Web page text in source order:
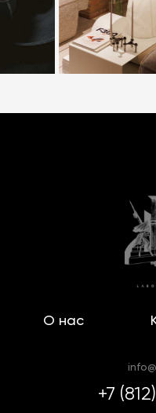
О нас
+7